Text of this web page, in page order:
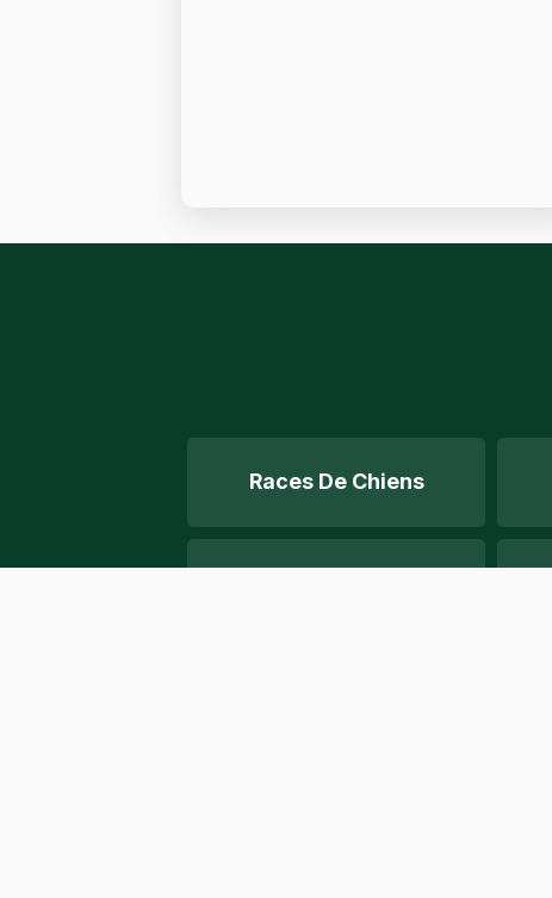
Races De Chiens